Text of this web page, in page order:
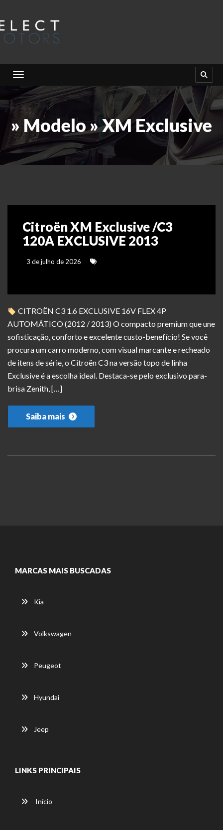
Toggle navigation
» Modelo » XM Exclusive
Citroën XM Exclusive /C3
120A EXCLUSIVE 2013
3 de julho de 2026
CITROËN C3 1.6 EXCLUSIVE 16V FLEX 4P
AUTOMÁTICO (2012 / 2013) O compacto premium que une
sofisticação, conforto e excelente custo-benefício! Se você
procura um carro moderno, com visual marcante e recheado
de itens de série, o Citroën C3 na versão topo de linha
Exclusive é a escolha ideal. Destaca-se pelo exclusivo para-
brisa Zenith, […]
Saiba mais
MARCAS MAIS BUSCADAS
Kia
Volkswagen
Peugeot
Hyundai
Jeep
LINKS PRINCIPAIS
Início